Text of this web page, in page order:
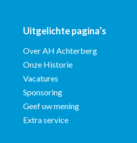
Uitgelichte pagina’s
Over AH Achterberg
Onze Historie
Vacatures
Sponsoring
Geef uw mening
Extra service